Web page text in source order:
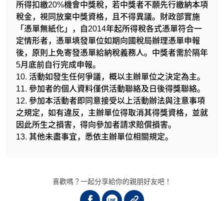
所得扣繳20%機會中獎稅，若中獎者不願先行繳納本項
稅金，視同放棄中獎資格，且不得異議。財政部實施
「憑單無紙化」，自2014年起所得稅各式憑單符合一
定情形者，憑單填發單位如期向國稅局辦理憑單申報
後，原則上免寄發憑單給納稅義務人。中獎者需於隔年
5月底前自行完成申報。
10. 活動如發生任何爭議，概以主辦單位之決定為主。
11. 參加者的個人資料僅供活動聯絡及日後得獎聯絡。
12. 參加本活動者即同意接受以上活動辦法與注意事項
之規定，如有違反，主辦單位得取消其得獎資格，並就
因此所生之損害，得向參加者請求賠償損害。
13. 其他未盡事宜，悉依主辦單位相關規定。
喜歡嗎？一起分享給你的親朋好友吧！